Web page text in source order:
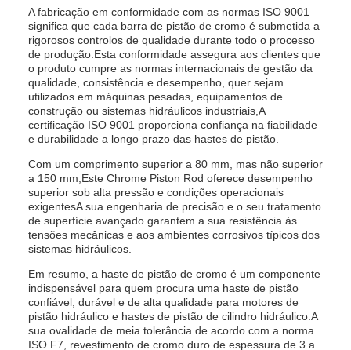
A fabricação em conformidade com as normas ISO 9001
significa que cada barra de pistão de cromo é submetida a
rigorosos controlos de qualidade durante todo o processo
de produção.Esta conformidade assegura aos clientes que
o produto cumpre as normas internacionais de gestão da
qualidade, consistência e desempenho, quer sejam
utilizados em máquinas pesadas, equipamentos de
construção ou sistemas hidráulicos industriais,A
certificação ISO 9001 proporciona confiança na fiabilidade
e durabilidade a longo prazo das hastes de pistão.
Com um comprimento superior a 80 mm, mas não superior
a 150 mm,Este Chrome Piston Rod oferece desempenho
superior sob alta pressão e condições operacionais
exigentesA sua engenharia de precisão e o seu tratamento
de superfície avançado garantem a sua resistência às
tensões mecânicas e aos ambientes corrosivos típicos dos
sistemas hidráulicos.
Em resumo, a haste de pistão de cromo é um componente
indispensável para quem procura uma haste de pistão
confiável, durável e de alta qualidade para motores de
pistão hidráulico e hastes de pistão de cilindro hidráulico.A
sua ovalidade de meia tolerância de acordo com a norma
ISO F7, revestimento de cromo duro de espessura de 3 a